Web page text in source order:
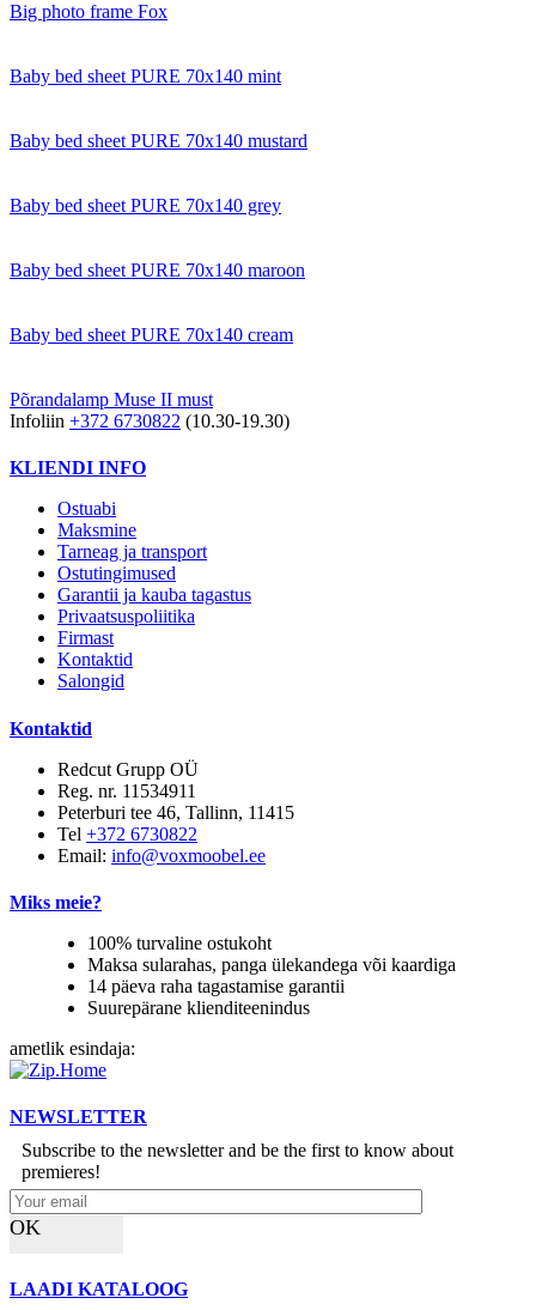
Big photo frame Fox
Baby bed sheet PURE 70x140 mint
Baby bed sheet PURE 70x140 mustard
Baby bed sheet PURE 70x140 grey
Baby bed sheet PURE 70x140 maroon
Baby bed sheet PURE 70x140 cream
Põrandalamp Muse II must
Infoliin +372 6730822 (10.30-19.30)
KLIENDI INFO
Ostuabi
Maksmine
Tarneag ja transport
Ostutingimused
Garantii ja kauba tagastus
Privaatsuspoliitika
Firmast
Kontaktid
Salongid
Kontaktid
Redcut Grupp OÜ
Reg. nr. 11534911
Peterburi tee 46, Tallinn, 11415
Tel +372 6730822
Email: info@voxmoobel.ee
Miks meie?
100% turvaline ostukoht
Maksa sularahas, panga ülekandega või kaardiga
14 päeva raha tagastamise garantii
Suurepärane klienditeenindus
ametlik esindaja:
NEWSLETTER
Subscribe to the newsletter and be the first to know about
premieres!
OK
LAADI KATALOOG